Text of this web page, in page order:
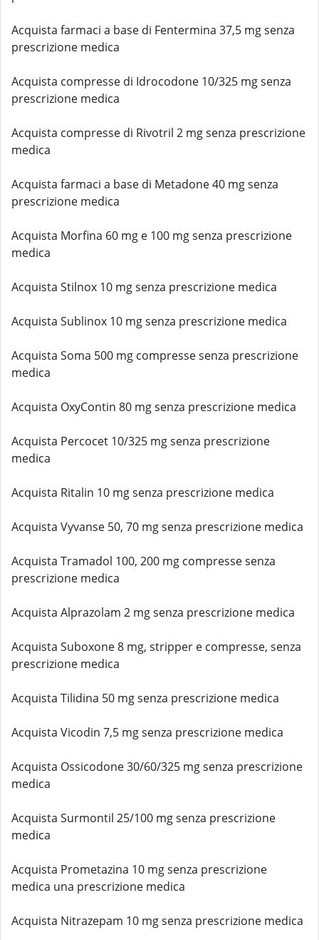
Acquista farmaci a base di Fentermina 37,5 mg senza
prescrizione medica
Acquista compresse di Idrocodone 10/325 mg senza
prescrizione medica
Acquista compresse di Rivotril 2 mg senza prescrizione
medica
Acquista farmaci a base di Metadone 40 mg senza
prescrizione medica
Acquista Morfina 60 mg e 100 mg senza prescrizione
medica
Acquista Stilnox 10 mg senza prescrizione medica
Acquista Sublinox 10 mg senza prescrizione medica
Acquista Soma 500 mg compresse senza prescrizione
medica
Acquista OxyContin 80 mg senza prescrizione medica
Acquista Percocet 10/325 mg senza prescrizione
medica
Acquista Ritalin 10 mg senza prescrizione medica
Acquista Vyvanse 50, 70 mg senza prescrizione medica
Acquista Tramadol 100, 200 mg compresse senza
prescrizione medica
Acquista Alprazolam 2 mg senza prescrizione medica
Acquista Suboxone 8 mg, stripper e compresse, senza
prescrizione medica
Acquista Tilidina 50 mg senza prescrizione medica
Acquista Vicodin 7,5 mg senza prescrizione medica
Acquista Ossicodone 30/60/325 mg senza prescrizione
medica
Acquista Surmontil 25/100 mg senza prescrizione
medica
Acquista Prometazina 10 mg senza prescrizione
medica una prescrizione medica
Acquista Nitrazepam 10 mg senza prescrizione medica